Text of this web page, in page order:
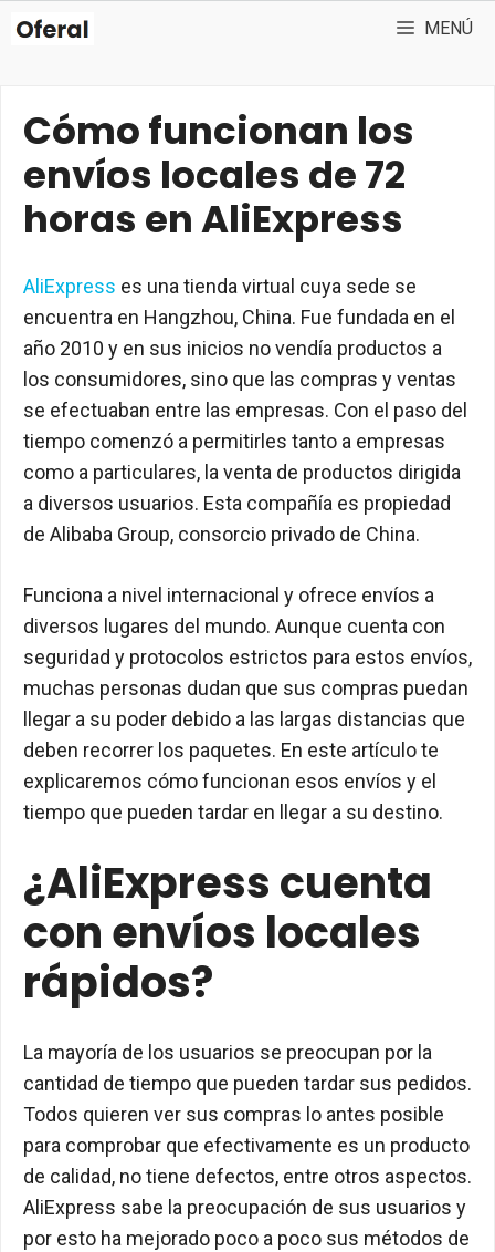
Saltar
MENÚ
Cómo funcionan los
envíos locales de 72
horas en AliExpress
AliExpress es una tienda virtual cuya sede se
encuentra en Hangzhou, China. Fue fundada en el
año 2010 y en sus inicios no vendía productos a
los consumidores, sino que las compras y ventas
se efectuaban entre las empresas. Con el paso del
tiempo comenzó a permitirles tanto a empresas
como a particulares, la venta de productos dirigida
a diversos usuarios. Esta compañía es propiedad
de Alibaba Group, consorcio privado de China.
Funciona a nivel internacional y ofrece envíos a
diversos lugares del mundo. Aunque cuenta con
seguridad y protocolos estrictos para estos envíos,
muchas personas dudan que sus compras puedan
llegar a su poder debido a las largas distancias que
deben recorrer los paquetes. En este artículo te
explicaremos cómo funcionan esos envíos y el
tiempo que pueden tardar en llegar a su destino.
¿AliExpress cuenta
con envíos locales
rápidos?
La mayoría de los usuarios se preocupan por la
cantidad de tiempo que pueden tardar sus pedidos.
Todos quieren ver sus compras lo antes posible
para comprobar que efectivamente es un producto
de calidad, no tiene defectos, entre otros aspectos.
AliExpress sabe la preocupación de sus usuarios y
por esto ha mejorado poco a poco sus métodos de